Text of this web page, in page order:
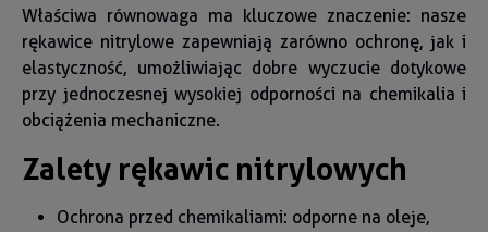
Właściwa równowaga ma kluczowe znaczenie: nasze
rękawice nitrylowe zapewniają zarówno ochronę, jak i
elastyczność, umożliwiając dobre wyczucie dotykowe
przy jednoczesnej wysokiej odporności na chemikalia i
obciążenia mechaniczne.
Zalety rękawic nitrylowych
Ochrona przed chemikaliami: odporne na oleje,